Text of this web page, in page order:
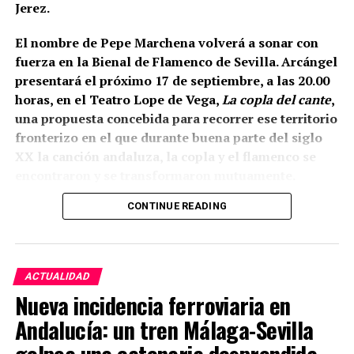
documentada a una cota de 133,48 metros sobre el
nivel del mar.
Está arqueológicamente demostrado que, al menos
Jerez.
El nombre de Pepe Marchena volverá a sonar con
fuerza en la Bienal de Flamenco de Sevilla. Arcángel
presentará el próximo 17 de septiembre, a las 20.00
horas, en el Teatro Lope de Vega,La copla del cante,
una propuesta concebida para recorrer ese territorio
fronterizo en el que durante buena parte del siglo
XX la canción andaluza, la copla y el flamenco se
La propia organización ha definido el espectáculo
entre flamenco y copla, pero existe un dato
especialmente relevante para Marchena: el
repertorio está inspirado expresamente en
Marchena, Caracol, Pepe Pinto, Canalejas y La
Paquera de Jerez. Es decir, Pepe Marchena no
aparece aquí como una relación interpretativa
CONTINUE READING
ACTUALIDAD
Nueva incidencia ferroviaria en
Andalucía: un tren Málaga-Sevilla